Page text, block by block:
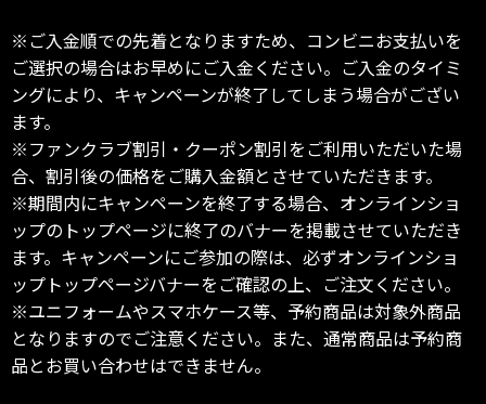
※ご入金順での先着となりますため、コンビニお支払いを
ご選択の場合はお早めにご入金ください。ご入金のタイミ
ングにより、キャンペーンが終了してしまう場合がござい
ます。
※ファンクラブ割引・クーポン割引をご利用いただいた場
合、割引後の価格をご購入金額とさせていただきます。
※期間内にキャンペーンを終了する場合、オンラインショ
ップのトップページに終了のバナーを掲載させていただき
ます。キャンペーンにご参加の際は、必ずオンラインショ
ップトップページバナーをご確認の上、ご注文ください。
※ユニフォームやスマホケース等、予約商品は対象外商品
となりますのでご注意ください。また、通常商品は予約商
品とお買い合わせはできません。